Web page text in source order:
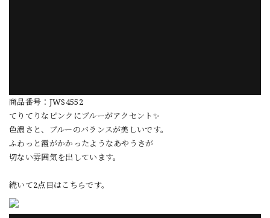
商品番号：JWS4552
てりてりなピンクにブルーがアクセント✨
色濃さと、ブルーのバランスが美しいです。
ふわっと霞がかかったようなあやうさが
切ない雰囲気を出しています。
続いて2点目はこちらです。